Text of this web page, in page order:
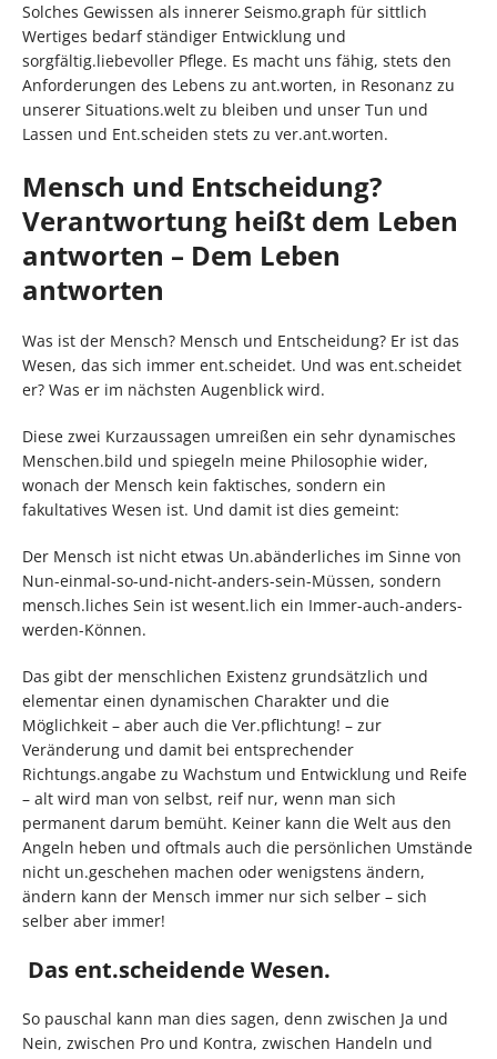
Solches Gewissen als innerer Seismo.graph für sittlich
Wertiges bedarf ständiger Entwicklung und
sorgfältig.liebevoller Pflege. Es macht uns fähig, stets den
Anforderungen des Lebens zu ant.worten, in Resonanz zu
unserer Situations.welt zu bleiben und unser Tun und
Lassen und Ent.scheiden stets zu ver.ant.worten.
Mensch und Entscheidung?
Verantwortung heißt dem Leben
antworten – Dem Leben
antworten
Was ist der Mensch? Mensch und Entscheidung? Er ist das
Wesen, das sich immer ent.scheidet. Und was ent.scheidet
er? Was er im nächsten Augenblick wird.
Diese zwei Kurzaussagen umreißen ein sehr dynamisches
Menschen.bild und spiegeln meine Philosophie wider,
wonach der Mensch kein faktisches, sondern ein
fakultatives Wesen ist. Und damit ist dies gemeint:
Der Mensch ist nicht etwas Un.abänderliches im Sinne von
Nun-einmal-so-und-nicht-anders-sein-Müssen, sondern
mensch.liches Sein ist wesent.lich ein Immer-auch-anders-
werden-Können.
Das gibt der menschlichen Existenz grundsätzlich und
elementar einen dynamischen Charakter und die
Möglichkeit – aber auch die Ver.pflichtung! – zur
Veränderung und damit bei entsprechender
Richtungs.angabe zu Wachstum und Entwicklung und Reife
– alt wird man von selbst, reif nur, wenn man sich
permanent darum bemüht. Keiner kann die Welt aus den
Angeln heben und oftmals auch die persönlichen Umstände
nicht un.geschehen machen oder wenigstens ändern,
ändern kann der Mensch immer nur sich selber – sich
selber aber immer!
Das ent.scheidende Wesen.
So pauschal kann man dies sagen, denn zwischen Ja und
Nein, zwischen Pro und Kontra, zwischen Handeln und